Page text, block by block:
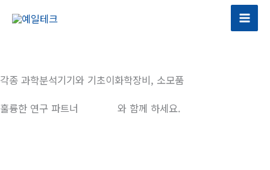
건
너
뛰
각종 과학분석기기와 기초이화학장비, 소모품
훌륭한 연구 파트너
와 함께 하세요.